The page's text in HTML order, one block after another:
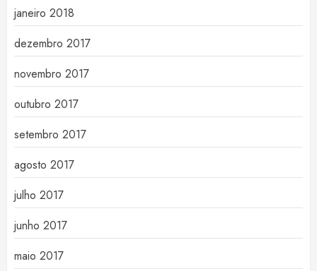
janeiro 2018
dezembro 2017
novembro 2017
outubro 2017
setembro 2017
agosto 2017
julho 2017
junho 2017
maio 2017